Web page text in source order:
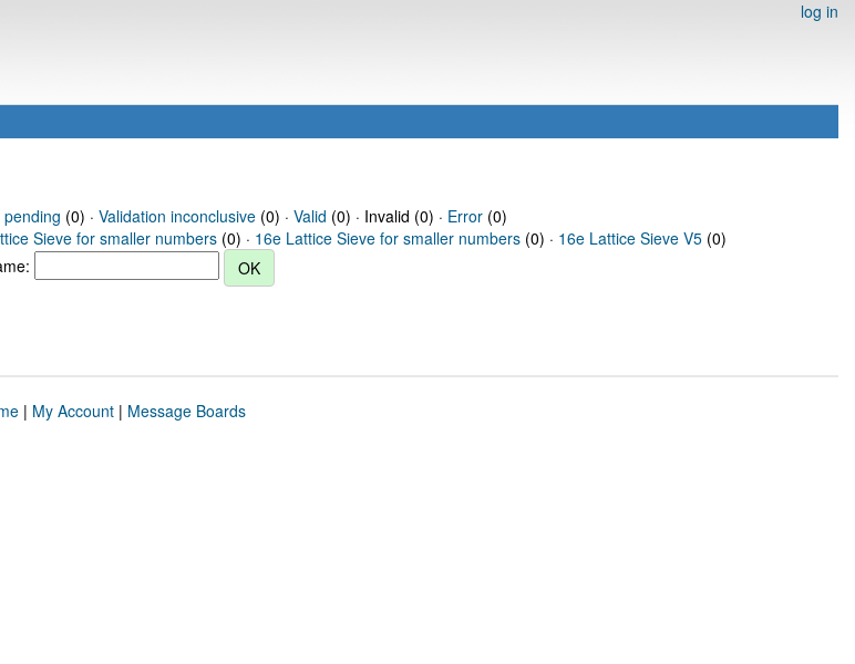
log in
pending (0) · Validation inconclusive(0) · Valid (0) · Invalid (0) · Error(0)
Sieve for smaller numbers (0) · 16e Lattice Sieve for smaller numbers (0) · 16e Lattice Sieve V5 (0)
| My Account| Message Boards